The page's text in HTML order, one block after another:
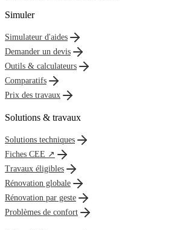
Simuler
Simulateur d'aides
Demander un devis
Outils & calculateurs
Comparatifs
Prix des travaux
Solutions & travaux
Solutions techniques
Fiches CEE ↗
Travaux éligibles
Rénovation globale
Rénovation par geste
Problèmes de confort